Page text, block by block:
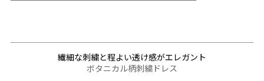
繊細な刺繍と程よい透け感がエレガント
ボタニカル柄刺繍ドレス